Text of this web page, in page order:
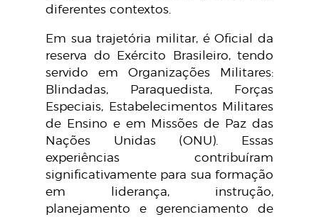
diferentes contextos.
Em sua trajetória militar, é Oficial da
reserva do Exército Brasileiro, tendo
servido em Organizações Militares:
Blindadas, Paraquedista, Forças
Especiais, Estabelecimentos Militares
de Ensino e em Missões de Paz das
Nações Unidas (ONU). Essas
experiências contribuíram
significativamente para sua formação
em liderança, instrução,
planejamento e gerenciamento de